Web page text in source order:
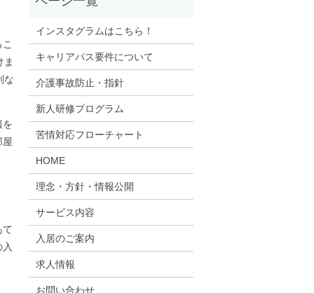
ま
な
を
屋
インスタグラムはこちら！
キャリアパス要件について
介護事故防止・指針
新人研修プログラム
苦情対応フローチャート
HOME
理念・方針・情報公開
サービス内容
入居のご案内
求人情報
お問い合わせ